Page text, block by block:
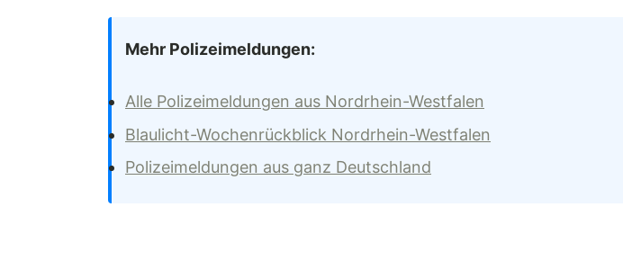
Mehr Polizeimeldungen:
Alle Polizeimeldungen aus Nordrhein-Westfalen
Blaulicht-Wochenrückblick Nordrhein-Westfalen
Polizeimeldungen aus ganz Deutschland